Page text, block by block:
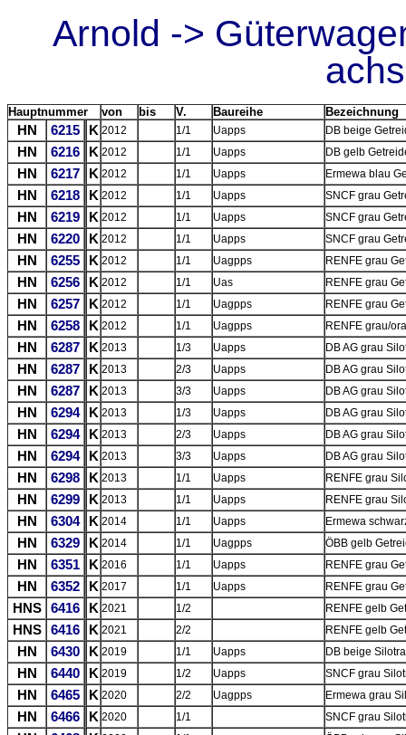
Arnold ->
Hauptnummer von bis V. Baureihe Bezeichnung
HN 6215 K 2012 1/1 Uapps DB beige
HN 6216 K 2012 1/1 Uapps DB gelb
HN 6217 K 2012 1/1 Uapps Ermewa blau
HN 6218 K 2012 1/1 Uapps SNCF grau
HN 6219 K 2012 1/1 Uapps SNCF grau
HN 6220 K 2012 1/1 Uapps SNCF grau
HN 6255 K 2012 1/1 Uagpps RENFE grau
HN 6256 K 2012 1/1 Uas RENFE grau
HN 6257 K 2012 1/1 Uagpps RENFE grau
HN 6258 K 2012 1/1 Uagpps RENFE grau/
HN 6287 K 2013 1/3 Uapps DB AG grau
HN 6287 K 2013 2/3 Uapps DB AG grau
HN 6287 K 2013 3/3 Uapps DB AG grau
HN 6294 K 2013 1/3 Uapps DB AG grau
HN 6294 K 2013 2/3 Uapps DB AG grau
HN 6294 K 2013 3/3 Uapps DB AG grau
HN 6298 K 2013 1/1 Uapps RENFE grau
HN 6299 K 2013 1/1 Uapps RENFE grau
HN 6304 K 2014 1/1 Uapps Ermewa
HN 6329 K 2014 1/1 Uagpps ÖBB gelb
HN 6351 K 2016 1/1 Uapps RENFE grau
HN 6352 K 2017 1/1 Uapps RENFE grau
HNS 6416 K 2021 1/2 RENFE gelb
HNS 6416 K 2021 2/2 RENFE gelb
HN 6430 K 2019 1/1 Uapps DB beige
HN 6440 K 2019 1/2 Uapps SNCF grau
HN 6465 K 2020 2/2 Uagpps Ermewa grau
HN 6466 K 2020 1/1 SNCF grau